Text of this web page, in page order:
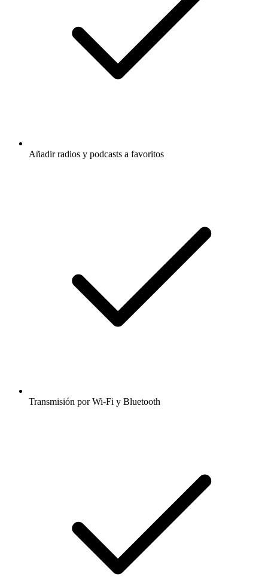
Añadir radios y podcasts a favoritos
Transmisión por Wi-Fi y Bluetooth